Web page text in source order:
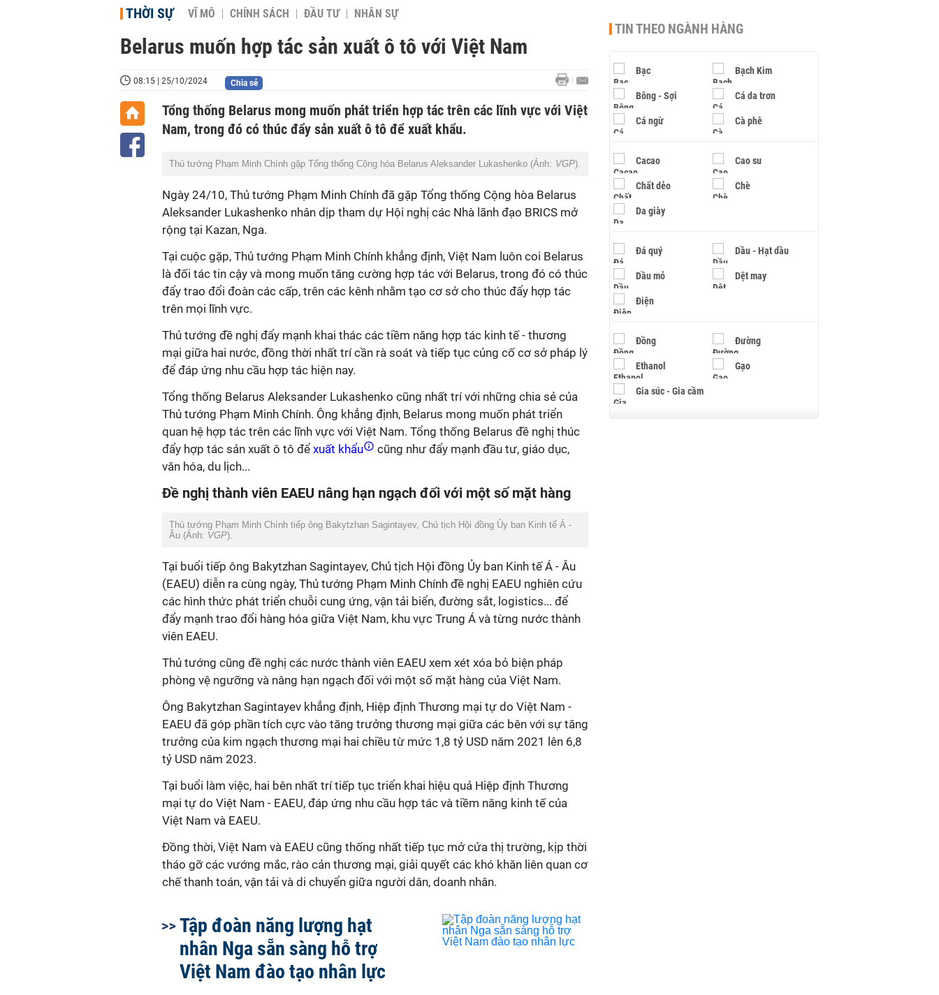
THỜI SỰ VĨ MÔ CHÍNH SÁCH ĐẦU TƯ NHÂN SỰ
Belarus muốn hợp tác sản xuất ô tô với Việt Nam
08:15 | 25/10/2024 Chia sẻ
Tổng thống Belarus mong muốn phát triển hợp tác trên các lĩnh vực với Việt
Nam, trong đó có thúc đẩy sản xuất ô tô để xuất khẩu.
Thủ tướng Phạm Minh Chính gặp Tổng thống Cộng hòa Belarus Aleksander Lukashenko (Ảnh: VGP).
Ngày 24/10, Thủ tướng Phạm Minh Chính đã gặp Tổng thống Cộng hòa Belarus
Aleksander Lukashenko nhân dịp tham dự Hội nghị các Nhà lãnh đạo BRICS mở
rộng tại Kazan, Nga.
Tại cuộc gặp, Thủ tướng Phạm Minh Chính khẳng định, Việt Nam luôn coi Belarus
là đối tác tin cậy và mong muốn tăng cường hợp tác với Belarus, trong đó có thúc
đẩy trao đổi đoàn các cấp, trên các kênh nhằm tạo cơ sở cho thúc đẩy hợp tác
trên mọi lĩnh vực.
Thủ tướng đề nghị đẩy mạnh khai thác các tiềm năng hợp tác kinh tế - thương
mại giữa hai nước, đồng thời nhất trí cần rà soát và tiếp tục củng cố cơ sở pháp lý
để đáp ứng nhu cầu hợp tác hiện nay.
Tổng thống Belarus Aleksander Lukashenko cũng nhất trí với những chia sẻ của
Thủ tướng Phạm Minh Chính. Ông khẳng định, Belarus mong muốn phát triển
quan hệ hợp tác trên các lĩnh vực với Việt Nam. Tổng thống Belarus đề nghị thúc
đẩy hợp tác sản xuất ô tô để xuất khẩu
cũng như đẩy mạnh đầu tư, giáo dục,
văn hóa, du lịch...
Đề nghị thành viên EAEU nâng hạn ngạch đối với một số mặt hàng
Thủ tướng Phạm Minh Chính tiếp ông Bakytzhan Sagintayev, Chủ tịch Hội đồng Ủy ban Kinh tế Á -
Âu (Ảnh: VGP).
Tại buổi tiếp ông Bakytzhan Sagintayev, Chủ tịch Hội đồng Ủy ban Kinh tế Á - Âu
(EAEU) diễn ra cùng ngày, Thủ tướng Phạm Minh Chính đề nghị EAEU nghiên cứu
các hình thức phát triển chuỗi cung ứng, vận tải biển, đường sắt, logistics... để
đẩy mạnh trao đổi hàng hóa giữa Việt Nam, khu vực Trung Á và từng nước thành
viên EAEU.
Thủ tướng cũng đề nghị các nước thành viên EAEU xem xét xóa bỏ biện pháp
phòng vệ ngưỡng và nâng hạn ngạch đối với một số mặt hàng của Việt Nam.
Ông Bakytzhan Sagintayev khẳng định, Hiệp định Thương mại tự do Việt Nam -
EAEU đã góp phần tích cực vào tăng trưởng thương mại giữa các bên với sự tăng
trưởng của kim ngạch thương mại hai chiều từ mức 1,8 tỷ USD năm 2021 lên 6,8
tỷ USD năm 2023.
Tại buổi làm việc, hai bên nhất trí tiếp tục triển khai hiệu quả Hiệp định Thương
mại tự do Việt Nam - EAEU, đáp ứng nhu cầu hợp tác và tiềm năng kinh tế của
Việt Nam và EAEU.
Đồng thời, Việt Nam và EAEU cũng thống nhất tiếp tục mở cửa thị trường, kịp thời
tháo gỡ các vướng mắc, rào cản thương mại, giải quyết các khó khăn liên quan cơ
chế thanh toán, vận tải và di chuyển giữa người dân, doanh nhân.
Tập đoàn năng lượng hạt
nhân Nga sẵn sàng hỗ trợ
Việt Nam đào tạo nhân lực
TIN THEO NGÀNH HÀNG
Bạc Bạch Kim
Bông - Sợi Cá da trơn
Cá ngừ Cà phê
Cacao Cao su
Chất dẻo Chè
Da giày
Đá quý Dầu - Hạt dầu
Dầu mỏ Dệt may
Điện
Đồng Đường
Ethanol Gạo
Gia súc - Gia cầm